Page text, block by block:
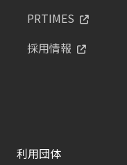
PRTIMES
採用情報
利用団体